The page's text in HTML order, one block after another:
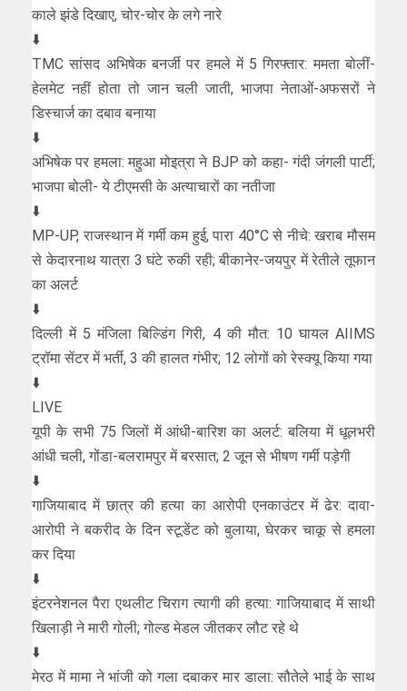
काले झंडे दिखाए, चोर-चोर के लगे नारे
⬇️
TMC सांसद अभिषेक बनर्जी पर हमले में 5 गिरफ्तार: ममता बोलीं-
हेलमेट नहीं होता तो जान चली जाती, भाजपा नेताओं-अफसरों ने
डिस्चार्ज का दबाव बनाया
⬇️
अभिषेक पर हमला: महुआ मोइत्रा ने BJP को कहा- गंदी जंगली पार्टी;
भाजपा बोली- ये टीएमसी के अत्याचारों का नतीजा
⬇️
MP-UP, राजस्थान में गर्मी कम हुई, पारा 40°C से नीचे: खराब मौसम
से केदारनाथ यात्रा 3 घंटे रुकी रही; बीकानेर-जयपुर में रेतीले तूफान
का अलर्ट
⬇️
दिल्ली में 5 मंजिला बिल्डिंग गिरी, 4 की मौत: 10 घायल AIIMS
ट्रॉमा सेंटर में भर्ती, 3 की हालत गंभीर; 12 लोगों को रेस्क्यू किया गया
⬇️
LIVE
यूपी के सभी 75 जिलों में आंधी-बारिश का अलर्ट: बलिया में धूलभरी
आंधी चली, गोंडा-बलरामपुर में बरसात; 2 जून से भीषण गर्मी पड़ेगी
⬇️
गाजियाबाद में छात्र की हत्या का आरोपी एनकाउंटर में ढेर: दावा-
आरोपी ने बकरीद के दिन स्टूडेंट को बुलाया, घेरकर चाकू से हमला
कर दिया
⬇️
इंटरनेशनल पैरा एथलीट चिराग त्यागी की हत्या: गाजियाबाद में साथी
खिलाड़ी ने मारी गोली; गोल्ड मेडल जीतकर लौट रहे थे
⬇️
मेरठ में मामा ने भांजी को गला दबाकर मार डाला: सौतेले भाई के साथ